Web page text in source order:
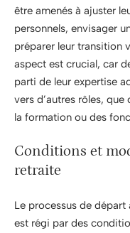
être amenés à ajuster
personnels, envisager
préparer leur transition
aspect est crucial, car
parti de leur expertise
vers d’autres rôles,
la formation ou des
Conditions et
retraite
Le processus de
est régi par des